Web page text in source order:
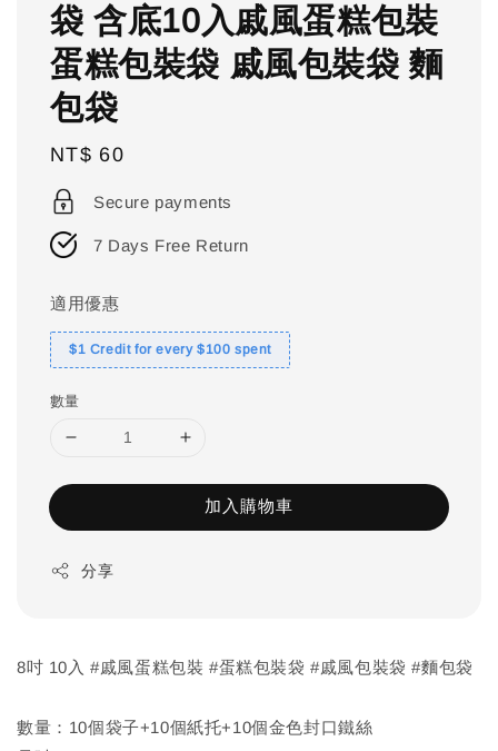
袋 含底10入戚風蛋糕包裝
蛋糕包裝袋 戚風包裝袋 麵
包袋
Regular
price
NT$ 60
Secure payments
7 Days Free Return
適用優惠
$1 Credit for every $100 spent
數量
加入購物車
分享
8吋 10入 #戚風蛋糕包裝 #蛋糕包裝袋 #戚風包裝袋 #麵包袋
數量：10個袋子+10個紙托+10個金色封口鐵絲